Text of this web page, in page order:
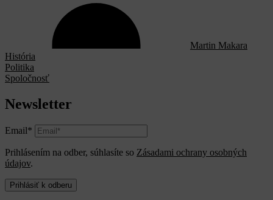
Martin Makara
História
Politika
Spoločnosť
Newsletter
Email*
Prihlásením na odber, súhlasíte so Zásadami ochrany osobných
údajov.
Prihlásiť k odberu